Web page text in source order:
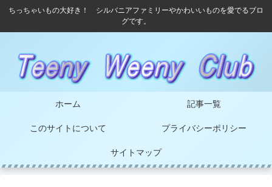
ちっちゃいもの大好き！ シルバニアファミリーやかわいいものを愛でるブロ
グです。
ホーム 記事一覧
このサイトについて プライバシーポリシー
サイトマップ